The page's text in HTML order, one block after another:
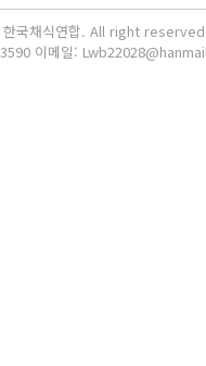
국채식연합. All right
이메일: